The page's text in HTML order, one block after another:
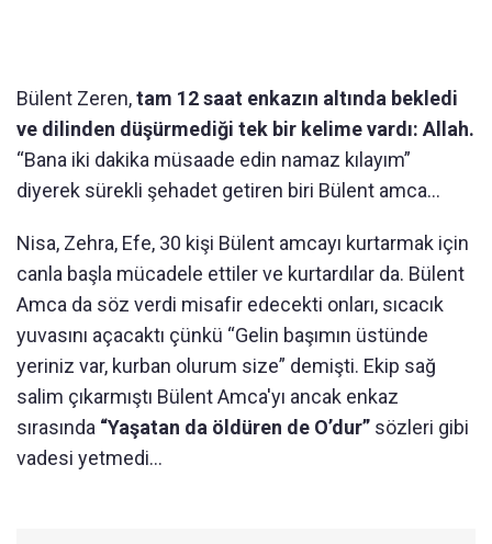
Bülent Zeren,tam 12 saat enkazın altında bekledi
ve dilinden düşürmediği tek bir kelime vardı: Allah.
“Bana iki dakika müsaade edin namaz kılayım”
diyerek sürekli şehadet getiren biri Bülent amca…
Nisa, Zehra, Efe, 30 kişi Bülent amcayı kurtarmak için
canla başla mücadele ettiler ve kurtardılar da. Bülent
Amca da söz verdi misafir edecekti onları, sıcacık
yuvasını açacaktı çünkü “Gelin başımın üstünde
yeriniz var, kurban olurum size” demişti. Ekip sağ
salim çıkarmıştı Bülent Amca'yı ancak enkaz
sırasında “Yaşatan da öldüren de O’dur” sözleri gibi
vadesi yetmedi…